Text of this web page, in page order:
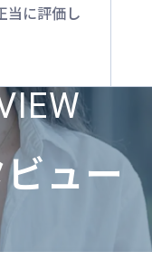
当に評価し
ュー